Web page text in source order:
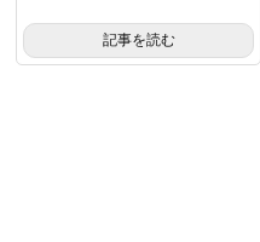
記事を読む